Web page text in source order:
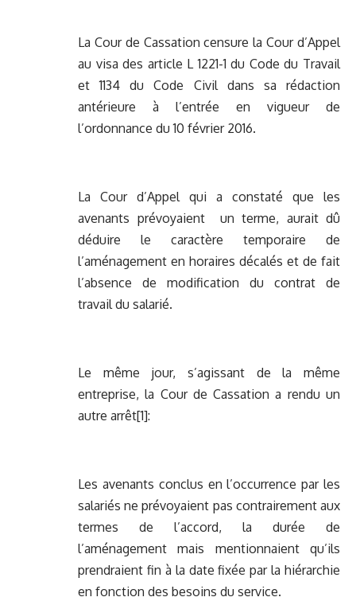
La Cour de Cassation censure la Cour d’Appel
au visa des article L 1221-1 du Code du Travail
et 1134 du Code Civil dans sa rédaction
antérieure à l’entrée en vigueur de
l’ordonnance du 10 février 2016.
La Cour d’Appel qui a constaté que les
avenants prévoyaient un terme, aurait dû
déduire le caractère temporaire de
l’aménagement en horaires décalés et de fait
l’absence de modification du contrat de
travail du salarié.
Le même jour, s’agissant de la même
entreprise, la Cour de Cassation a rendu un
autre arrêt[1]:
Les avenants conclus en l’occurrence par les
salariés ne prévoyaient pas contrairement aux
termes de l’accord, la durée de
l’aménagement mais mentionnaient qu’ils
prendraient fin à la date fixée par la hiérarchie
en fonction des besoins du service.